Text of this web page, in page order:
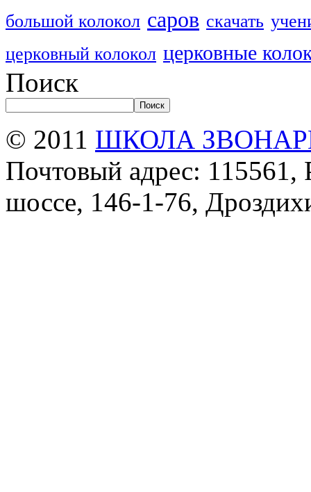
большой колокол саров скачать
церковный колокол церковные
Поиск
Поиск
© 2011 ШКОЛА
Почтовый адрес:
шоссе, 146-1-76,